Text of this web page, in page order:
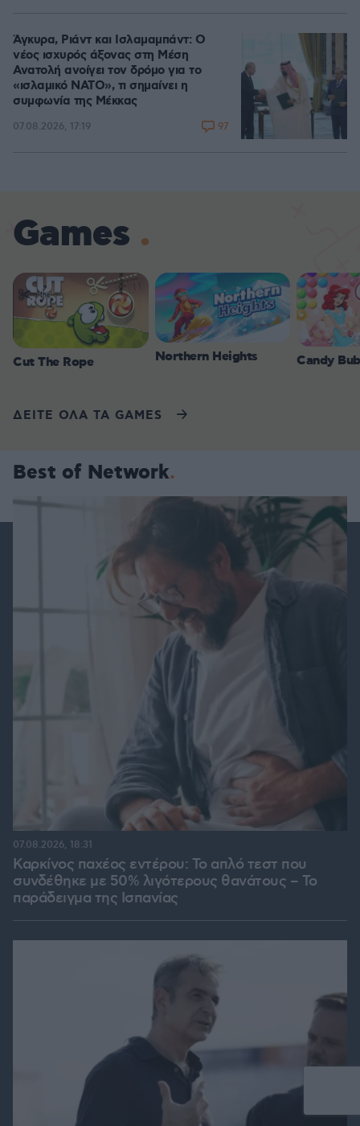
Άγκυρα, Ριάντ και Ισλαμαμπάντ: Ο
νέος ισχυρός άξονας στη Μέση
Ανατολή ανοίγει τον δρόμο για το
«ισλαμικό ΝΑΤΟ», τι σημαίνει η
συμφωνία της Μέκκας
07.08.2026, 17:19 97
Games
Cut The Rope Northern Heights Candy
ΔΕΙΤΕ ΟΛΑ ΤΑ GAMES
Best of Network
Καρκίνος παχέος εντέρου: Το απλό τεστ που
συνδέθηκε με 50% λιγότερους θανάτους – Το
παράδειγμα της Ισπανίας
07.08.2026, 18:31